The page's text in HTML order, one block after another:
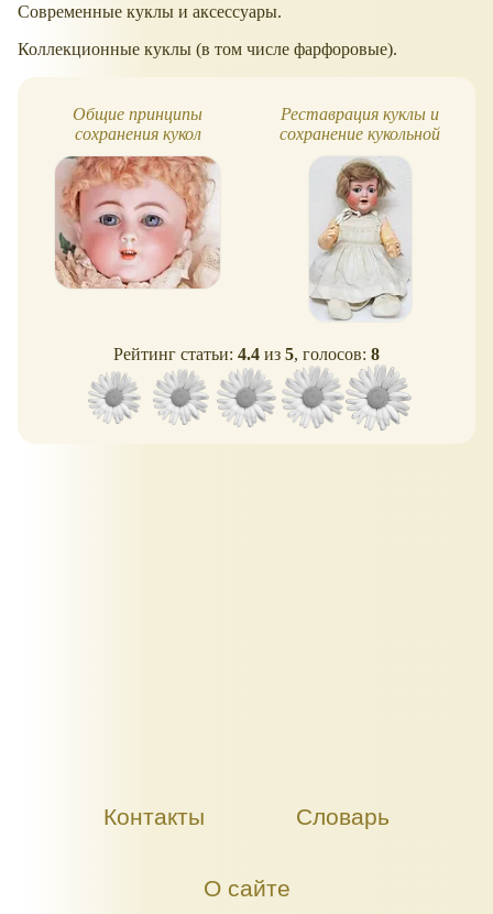
Современные куклы и аксессуары.
Коллекционные куклы (в том числе фарфоровые).
Общие принципы
сохранения кукол
Реставрация куклы и
сохранение кукольной
коллекции
Рейтинг статьи: 4.4 из 5, голосов: 8
Контакты Словарь
О сайте